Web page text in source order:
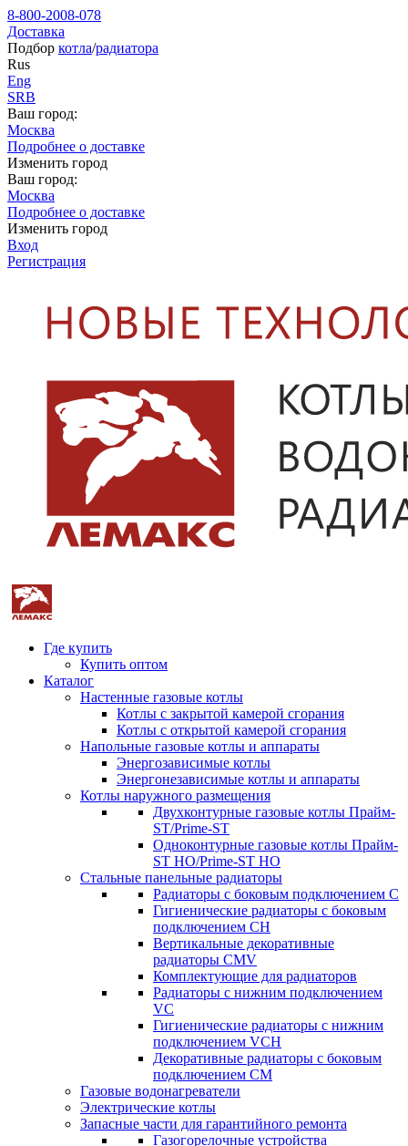
8-800-2008-078
Доставка
Подбор котла/радиатора
Rus
Eng
SRB
Ваш город:
Москва
Подробнее о доставке
Изменить город
Ваш город:
Москва
Подробнее о доставке
Изменить город
Вход
Регистрация
Где купить
Купить оптом
Каталог
Настенные газовые котлы
Котлы с закрытой камерой сгорания
Котлы с открытой камерой сгорания
Напольные газовые котлы и аппараты
Энергозависимые котлы
Энергонезависимые котлы и аппараты
Котлы наружного размещения
Двухконтурные газовые котлы Прайм-
ST/Prime-ST
Одноконтурные газовые котлы Прайм-
ST HO/Prime-ST HO
Стальные панельные радиаторы
Радиаторы c боковым подключением C
Гигиенические радиаторы c боковым
подключением CH
Вертикальные декоративные
радиаторы CMV
Комплектующие для радиаторов
Радиаторы c нижним подключением
VC
Гигиенические радиаторы c нижним
подключением VCH
Декоративные радиаторы с боковым
подключением CM
Газовые водонагреватели
Электрические котлы
Запасные части для гарантийного ремонта
Газогорелочные устройства